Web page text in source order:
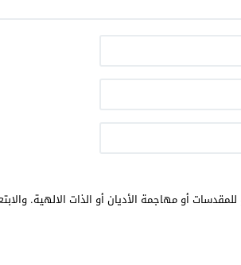
أو مهاجمة الأديان أو الذات الالهية.